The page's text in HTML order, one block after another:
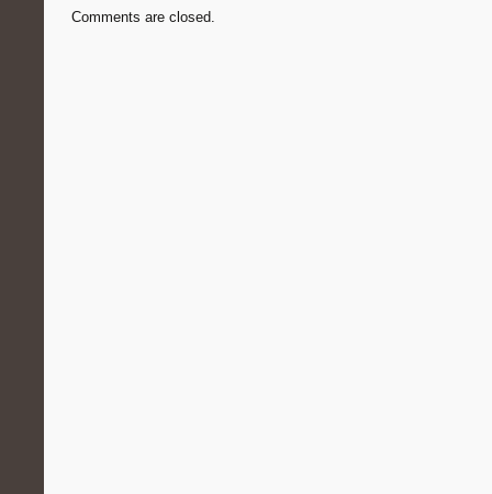
Comments are closed.